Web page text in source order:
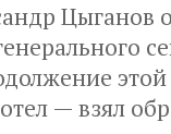
Цыганов
этой
— взял